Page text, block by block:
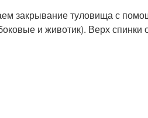
закрывание туловища с
и животик). Верх спинки